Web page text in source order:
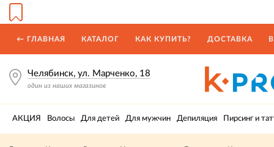
← ГЛАВНАЯ КАТАЛОГ КАК КУПИТЬ? ДОСТАВКА
Челябинск, ул. Марченко, 18
один из наших магазинов
АКЦИЯ Волосы Для детей Для мужчин Депиляция Пирсинг и